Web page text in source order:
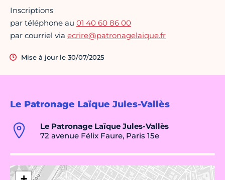
Le Patronage Laïque Jules-Vallès
Le Patronage Laïque Jules-Vallès
72 avenue Félix Faure, Paris 15e
Inscriptions
par téléphone au 01 40 60 86 00
par courriel via ecrire@patronagelaique.fr
Mise à jour le 30/07/2025